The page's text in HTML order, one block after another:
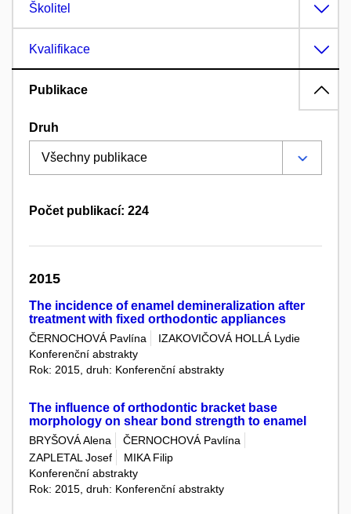
Školitel
Kvalifikace
Publikace
Druh
Počet publikací: 224
2015
The incidence of enamel demineralization after
treatment with fixed orthodontic appliances
ČERNOCHOVÁ Pavlína
IZAKOVIČOVÁ HOLLÁ Lydie
Konferenční abstrakty
Rok: 2015, druh: Konferenční abstrakty
The influence of orthodontic bracket base
morphology on shear bond strength to enamel
BRYŠOVÁ Alena
ČERNOCHOVÁ Pavlína
ZAPLETAL Josef
MIKA Filip
Konferenční abstrakty
Rok: 2015, druh: Konferenční abstrakty